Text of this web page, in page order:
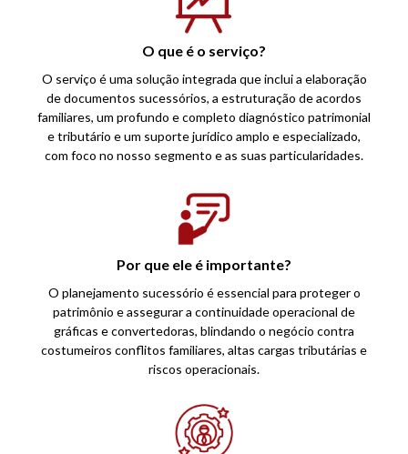
O que é o serviço?
O serviço é uma solução integrada que inclui a elaboração
de documentos sucessórios, a estruturação de acordos
familiares, um profundo e completo diagnóstico patrimonial
e tributário e um suporte jurídico amplo e especializado,
com foco no nosso segmento e as suas particularidades.
Por que ele é importante?
O planejamento sucessório é essencial para proteger o
patrimônio e assegurar a continuidade operacional de
gráficas e convertedoras, blindando o negócio contra
costumeiros conflitos familiares, altas cargas tributárias e
riscos operacionais.